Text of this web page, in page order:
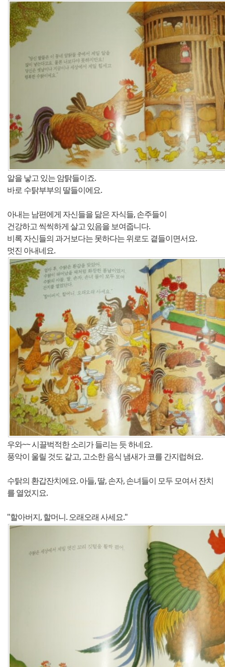
알을 낳고 있는 암탉들이죠.
바로 수탉부부의 딸들이에요.
아내는 남편에게 자신들을 닮은 자식들, 손주들이
건강하고 씩씩하게 살고 있음을 보여줍니다.
비록 자신들의 과거보다는 못하다는 위로도 곁들이면서요.
멋진 아내네요.
우와~~ 시끌벅적한 소리가 들리는 듯 하네요.
풍악이 울릴 것도 같고, 고소한 음식 냄새가 코를 간지럽혀요.
수탉의 환갑잔치에요. 아들, 딸, 손자, 손녀들이 모두 모여서 잔치
를 열었지요.
"할아버지, 할머니. 오래오래 사세요."